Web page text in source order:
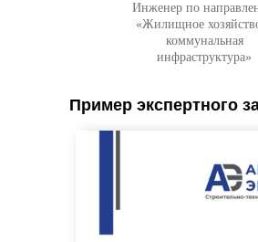
Инженер по
«Жилищное
коммунальная
инфраструктура»
Пример экспертного